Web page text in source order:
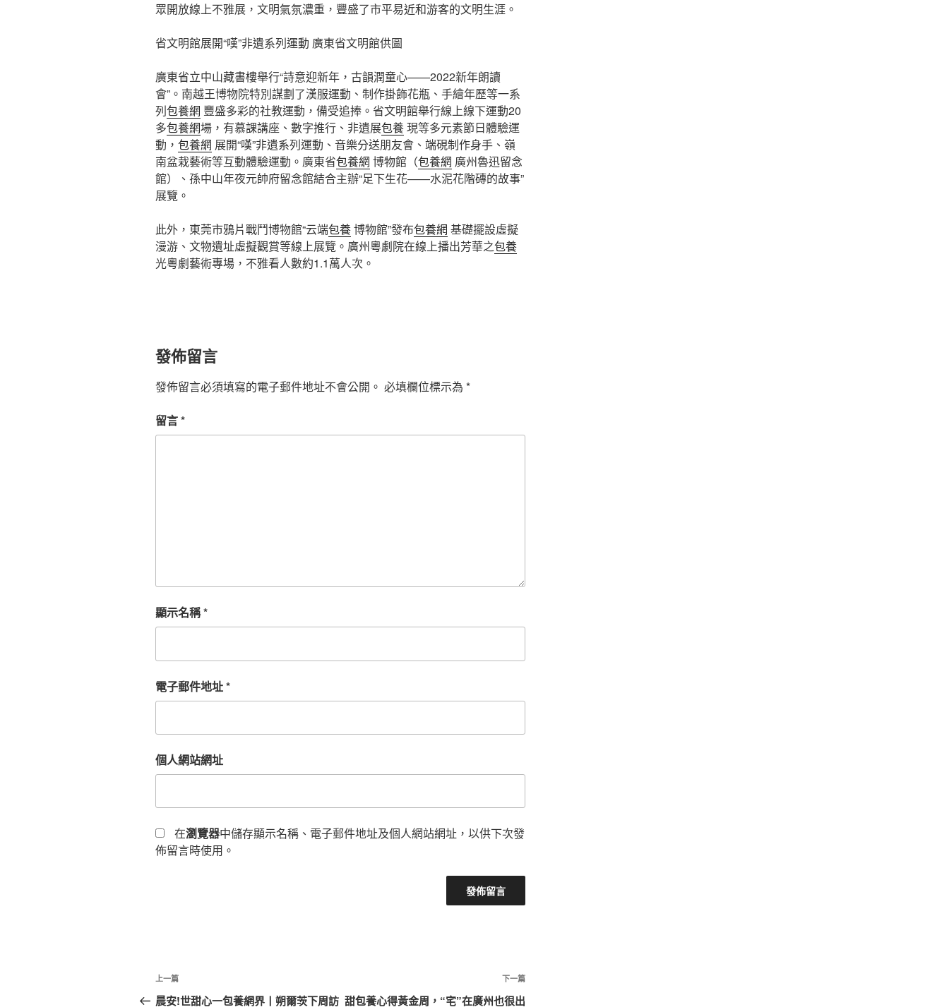
眾開放線上不雅展，文明氣氛濃重，豐盛了市平易近和游客的文明生涯。
省文明館展開“嘆”非遺系列運動 廣東省文明館供圖
廣東省立中山藏書樓舉行“詩意迎新年，古韻潤童心——2022新年朗讀
會”。南越王博物院特別謀劃了漢服運動、制作掛飾花瓶、手繪年歷等一系
列包養網 豐盛多彩的社教運動，備受追捧。省文明館舉行線上線下運動20
多包養網場，有慕課講座、數字推行、非遺展包養現等多元素節日體驗運
動， 包養網 展開“嘆”非遺系列運動、音樂分送朋友會、端硯制作身手、嶺
南盆栽藝術等互動體驗運動。廣東省包養網 博物館（包養網 廣州魯迅留念
館）、孫中山年夜元帥府留念館結合主辦“足下生花——水泥花階磚的故事”
展覽。
此外，東莞市鴉片戰鬥博物館“云端包養博物館”發布包養網 基礎擺設虛擬
漫游、文物遺址虛擬觀賞等線上展覽。廣州粵劇院在線上播出芳華之包養
光粵劇藝術專場，不雅看人數約1.1萬人次。
發佈留言
發佈留言必須填寫的電子郵件地址不會公開。 必填欄位標示為 *
留言*
顯示名稱*
電子郵件地址*
個人網站網址
在瀏覽器中儲存顯示名稱、電子郵件地址及個人網站網址，以供下次發
佈留言時使用。
文
章
上
一
上一篇
晨安!世甜心一包養網界丨朔爾茨下周訪
下
下一篇
甜包養心得黃金周，“宅”在廣州也很出